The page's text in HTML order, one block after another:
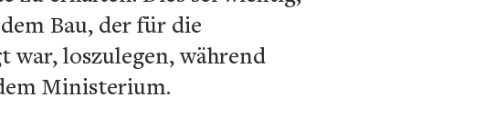
Bau, der für die
war, loszulegen, während
Ministerium.